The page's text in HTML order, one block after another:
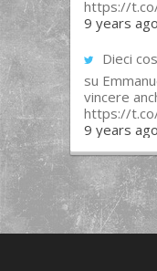
https://
9 years ago
Dieci
su
vincere
https://
9 years ago